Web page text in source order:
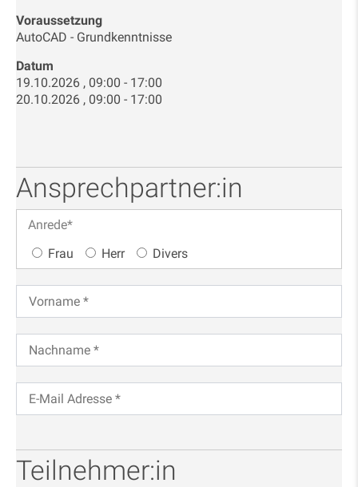
Voraussetzung
AutoCAD - Grundkenntnisse
Datum
19.10.2026 , 09:00 - 17:00
20.10.2026 , 09:00 - 17:00
Ansprechpartner:in
Anrede*
Frau
Herr Divers
Teilnehmer:in